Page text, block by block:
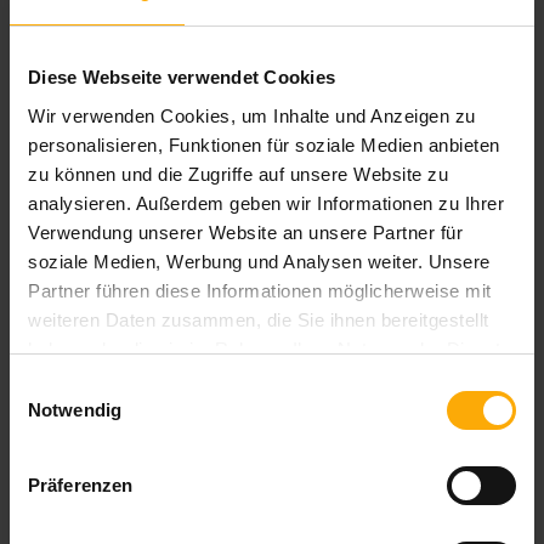
Diese Webseite verwendet Cookies
Wir verwenden Cookies, um Inhalte und Anzeigen zu
personalisieren, Funktionen für soziale Medien anbieten
zu können und die Zugriffe auf unsere Website zu
analysieren. Außerdem geben wir Informationen zu Ihrer
Verwendung unserer Website an unsere Partner für
soziale Medien, Werbung und Analysen weiter. Unsere
Partner führen diese Informationen möglicherweise mit
weiteren Daten zusammen, die Sie ihnen bereitgestellt
haben oder die sie im Rahmen Ihrer Nutzung der Dienste
Notwendig
Präferenzen
Deutschsprachiger HubSpot Nutzer Blog
Blog für Anwender und Interessenten von HubSpot
aus Deutschland. Hier finden Sie die komplette Übersicht zu
Neuigkeiten und Updates der HubSpot Module Inbound
Marketing, Vertrieb und CRM auf deutsch.
Blog per E-Mail abonnieren!
E-Mail Adresse
Ihre Daten sind vertraulich und werden niemals an Dritte